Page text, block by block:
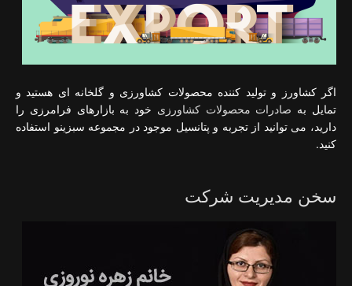
اگر کشاورز و تولید کننده محصولات کشاورزی و گلخانه ای هستید و
تمایل به صادرات محصولات کشاورزی خود به بازارهای فرامرزی را
دارید، می توانید از تجربه و پتانسیل موجود در مجموعه سبزینو استفاده
کنید.
سخن مدیریت شرکت